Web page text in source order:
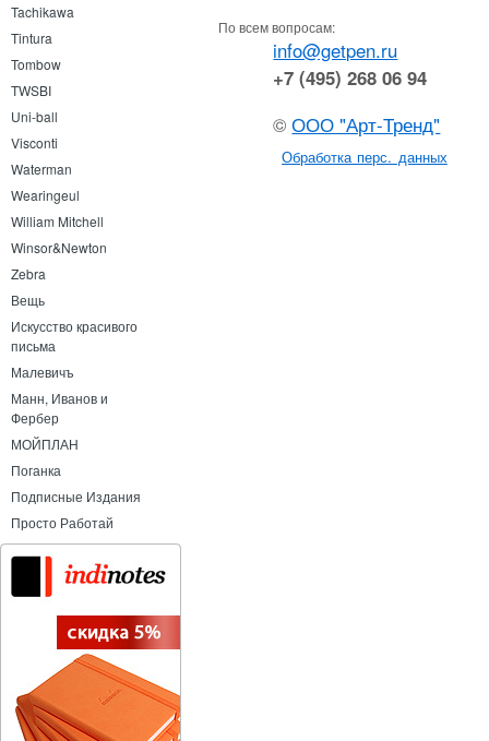
Tachikawa
Tintura
Tombow
TWSBI
Uni-ball
Visconti
Waterman
Wearingeul
William Mitchell
Winsor&Newton
Zebra
Вещь
Искусство красивого
письма
Малевичъ
Манн, Иванов и
Фербер
МОЙПЛАН
Поганка
Подписные Издания
Просто Работай
По всем вопросам:
info@getpen.ru
+7 (495) 268 06 94
©ООО "Арт-Тренд"
Обработка перс. данных